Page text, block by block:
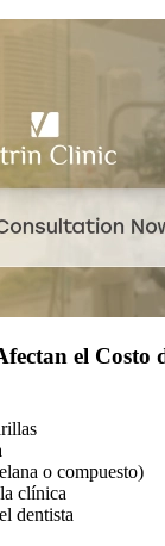
el Costo
o compuesto)
clínica
dentista